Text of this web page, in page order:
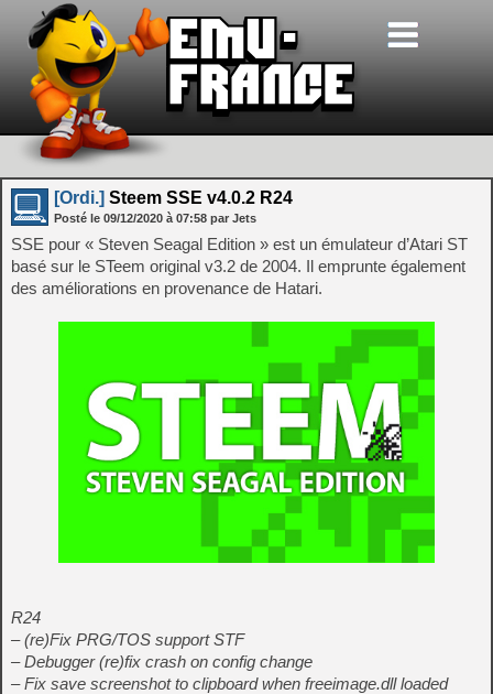
[Ordi.] Steem SSE v4.0.2 R24
Posté le 09/12/2020 à 07:58 par Jets
SSE pour « Steven Seagal Edition » est un émulateur d’Atari ST
basé sur le STeem original v3.2 de 2004. Il emprunte également
des améliorations en provenance de Hatari.
R24
– (re)Fix PRG/TOS support STF
– Debugger (re)fix crash on config change
– Fix save screenshot to clipboard when freeimage.dll loaded